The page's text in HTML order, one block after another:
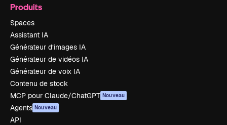
Produits
Spaces
Assistant IA
Générateur d’images IA
Générateur de vidéos IA
Générateur de voix IA
Contenu de stock
MCP pour Claude/ChatGPT Nouveau
Agents Nouveau
API